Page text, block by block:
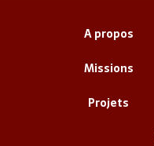
A propos
Missions
Projets